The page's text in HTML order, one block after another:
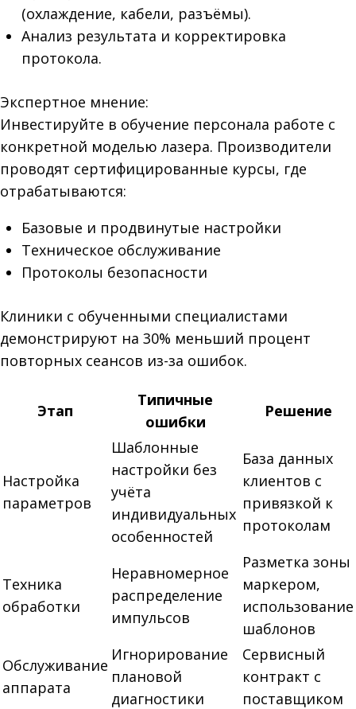
(охлаждение, кабели, разъёмы).
Анализ результата и корректировка
протокола.
Экспертное мнение:
Инвестируйте в обучение персонала работе с
конкретной моделью лазера. Производители
проводят сертифицированные курсы, где
отрабатываются:
Базовые и продвинутые настройки
Техническое обслуживание
Протоколы безопасности
Клиники с обученными специалистами
демонстрируют на 30% меньший процент
повторных сеансов из-за ошибок.
Этап
Типичные
ошибки
Решение
Настройка
параметров
Шаблонные
настройки без
учёта
индивидуальных
особенностей
База данных
клиентов с
привязкой к
протоколам
Техника
обработки
Неравномерное
распределение
импульсов
Разметка зоны
маркером,
использование
шаблонов
Обслуживание
аппарата
Игнорирование
плановой
диагностики
Сервисный
контракт с
поставщиком